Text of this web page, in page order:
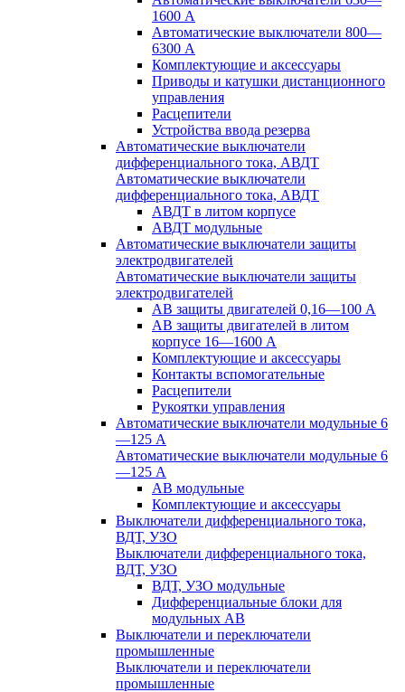
1600 А
Автоматические выключатели 800—
6300 А
Комплектующие и аксессуары
Приводы и катушки дистанционного
управления
Расцепители
Устройства ввода резерва
Автоматические выключатели
дифференциального тока, АВДТ
Автоматические выключатели
дифференциального тока, АВДТ
АВДТ в литом корпусе
АВДТ модульные
Автоматические выключатели защиты
электродвигателей
Автоматические выключатели защиты
электродвигателей
АВ защиты двигателей 0,16—100 А
АВ защиты двигателей в литом
корпусе 16—1600 А
Комплектующие и аксессуары
Контакты вспомогательные
Расцепители
Рукоятки управления
Автоматические выключатели модульные 6
—125 А
Автоматические выключатели модульные 6
—125 А
АВ модульные
Комплектующие и аксессуары
Выключатели дифференциального тока,
ВДТ, УЗО
Выключатели дифференциального тока,
ВДТ, УЗО
ВДТ, УЗО модульные
Дифференциальные блоки для
модульных АВ
Выключатели и переключатели
промышленные
Выключатели и переключатели
промышленные